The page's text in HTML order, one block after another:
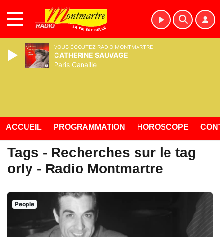
ACCUEIL PROGRAMMATION HOROSCOPE
Tags - Recherches sur le tag
orly - Radio Montmartre
People
VOUS ÉCOUTEZ RADIO MONTMARTRE
CATHERINE SAUVAGE
Paris Canaille